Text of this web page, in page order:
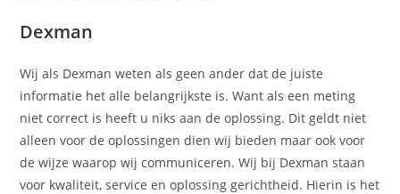
Dexman
Wij als Dexman weten als geen ander dat de juiste
informatie het alle belangrijkste is. Want als een meting
niet correct is heeft u niks aan de oplossing. Dit geldt niet
alleen voor de oplossingen dien wij bieden maar ook voor
de wijze waarop wij communiceren. Wij bij Dexman staan
voor kwaliteit, service en oplossing gerichtheid. Hierin is het